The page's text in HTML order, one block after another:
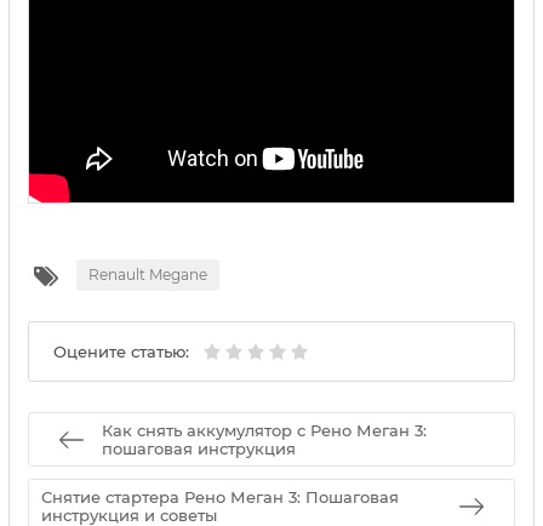
Renault Megane
Оцените статью:
Как снять аккумулятор с Рено Меган 3:
пошаговая инструкция
Снятие стартера Рено Меган 3: Пошаговая
инструкция и советы